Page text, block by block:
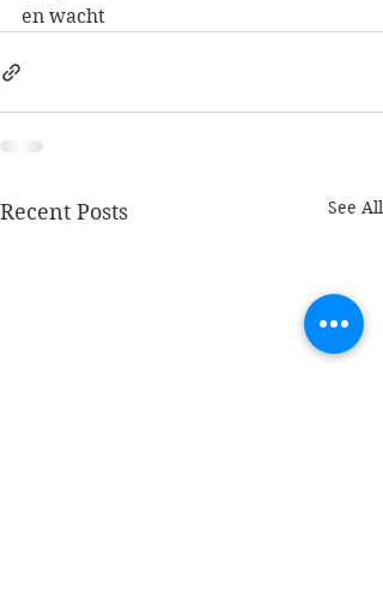
en wacht
Recent Posts See All